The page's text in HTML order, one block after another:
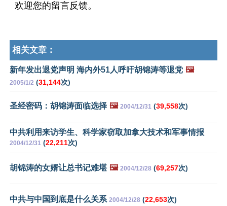
欢迎您的留言反馈。
相关文章：
新年发出退党声明 海内外51人呼吁胡锦涛等退党 🖼️
2005/1/2 (31,144次)
圣经密码：胡锦涛面临选择 🖼️ 2004/12/31 (39,558次)
中共利用来访学生、科学家窃取加拿大技术和军事情报
2004/12/31 (22,211次)
胡锦涛的女婿让总书记难堪 🖼️ 2004/12/28 (69,257次)
中共与中国到底是什么关系 2004/12/28 (22,653次)